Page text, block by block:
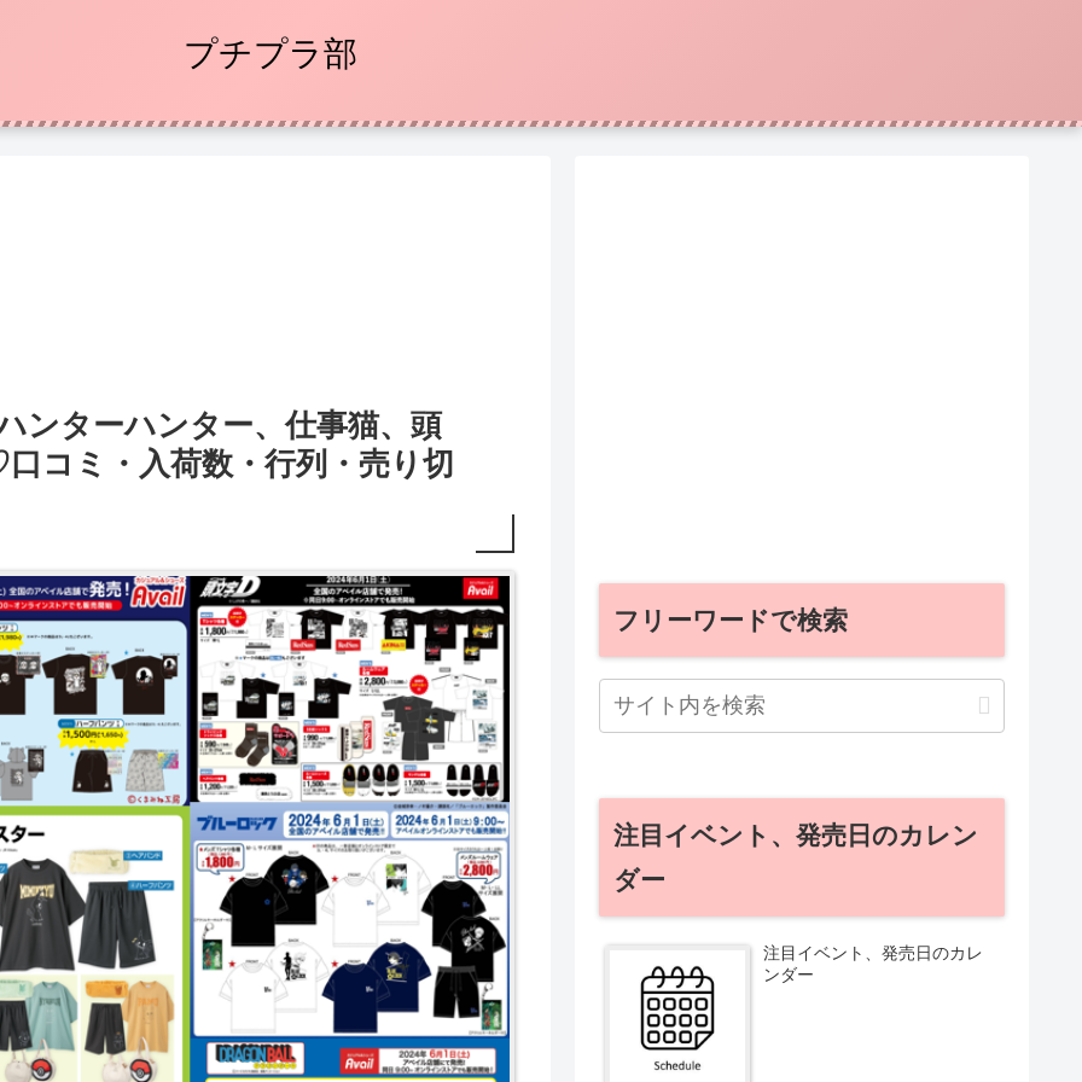
プチプラ部
ンターハンター、仕事猫、頭
コミ・入荷数・行列・売り切
フリーワードで検索
注目イベント、発売日のカレン
ダー
注目イベント、発売日のカレ
ンダー